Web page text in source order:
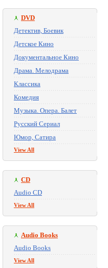
DVD
Детектив, Боевик
Детское Кино
Документальное Кино
Драма. Мелодрама
Классика
Комедия
Музыка. Опера. Балет
Русский Сериал
Юмор, Сатира
View All
CD
Audio CD
View All
Audio Books
Audio Books
View All